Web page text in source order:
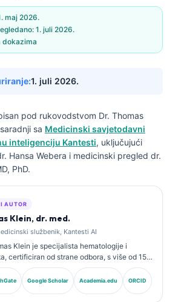
maj 2026.
1. juli 2026.
dokazima
1. juli 2026.
pod rukovodstvom Dr. Thomas
sa Medicinski savjetodavni
inteligenciju Kantesti, uključujući
Hansa Webera i medicinski pregled dr.
PhD.
AUTOR
Klein, dr. med.
službenik, Kantesti AI
Klein je specijalista hematologije i
certificiran od strane odbora, s više od 15
iskustva u laboratorijskoj medicini i kliničkoj
pomoć vještačke inteligencije. Kao glavni
direktor u Kantesti AI, pruža klinički
Google Scholar Academia.edu ORCID